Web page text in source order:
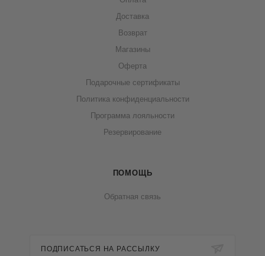
Доставка
Возврат
Магазины
Оферта
Подарочные сертификаты
Политика конфиденциальности
Программа лояльности
Резервирование
ПОМОЩЬ
Обратная связь
ПОДПИСАТЬСЯ НА РАССЫЛКУ